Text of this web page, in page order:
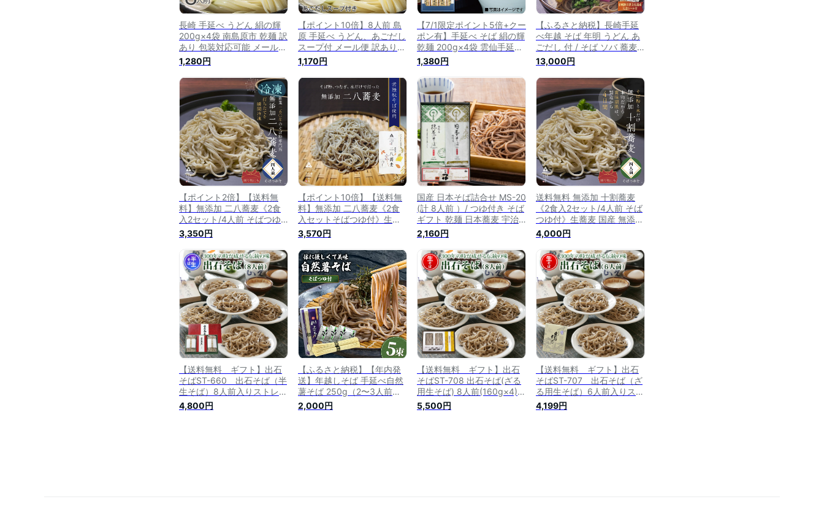
長崎 手延べ うどん 絹の輝
200g×4袋 南島原市 乾麺 訳
あり 包装対応可能 メール便
野村屋 送料無料 グルメ食品
産直 ギフト 贈答品 お礼 敬
老の日 ご挨拶 父の日 お歳
暮 お中元
1,280円
【ポイント10倍】8人前 島
原 手延べ うどん、あごだし
スープ付 メール便 訳あり
野村屋 送料無料 グルメ食品
産直
1,170円
【7/1限定ポイント5倍+クー
ポン有】手延べ そば 絹の輝
乾麺 200g×4袋 雲仙手延べ
そば 野村屋 送料無料 メー
ル便 グルメ食品 産直 年越
しそば ギフト プレゼント
贈答 お礼 お中元
1,380円
【ふるさと納税】長崎手延
べ年越 そば 年明 うどん あ
ごだし 付 / そば ソバ 蕎麦
麺 乾麺 うどん ウドン 饂飩
あごだし 年内配送 年内発送
/ 南島原市 / 野村屋
[SCS003]
13,000円
【ポイント2倍】【送料無
料】無添加 二八蕎麦《2食
入2セット/4人前 そばつゆ
付》生蕎麦 国産 無添加 打
ちたて 蕎麦 そば 生そば ギ
フト 二八蕎麦 年越しそば
常陸秋そば お歳暮 お歳暮ギ
フト 母の日 父の日 父の日
ギフト 敬老の日 敬老の日ギ
フト
3,350円
【ポイント10倍】【送料無
料】無添加 二八蕎麦《2食
入セットそばつゆ付》生蕎
麦 国産 無添加 挽きたて 打
ちたて 蕎麦 そば 生そば ギ
フト 二八蕎麦 年越しそば
常陸秋そば お歳暮 お歳暮ギ
フト 母の日 父の日 父の日
ギフト 敬老の日 敬老の日ギ
フト
3,570円
国産 日本そば詰合せ MS-20
(計 8人前 ）/ つゆ付き そば
ギフト 乾麺 日本蕎麦 宇治
抹茶 蕎麦 詰合せ つゆ そば
茶蕎麦 包装 熨斗 のし 贈答
お中元 お歳暮 年越し そば
敬老の日
2,160円
送料無料 無添加 十割蕎麦
《2食入2セット/4人前 そば
つゆ付》生蕎麦 国産 無添加
挽きたて 打ちたて 蕎麦 そ
ば 生そば ギフト 二八蕎麦
年越しそば 常陸秋そば お歳
暮 お歳暮ギフト 母の日 母
の日ギフト 父の日 父の日ギ
フト 敬老の日 敬老の日ギフ
ト
4,000円
【送料無料 ギフト】出石
そばST-660 出石そば（半
生そば）8人前入りストレー
トつゆ付き 送料無料 そば
ソバ 蕎麦 ざるそば 年越し
4,800円
【ふるさと納税】【年内発
送】年越しそば 手延べ自然
薯そば 250g（2〜3人前）
蕎麦つゆセット / 蕎麦 ソバ
そば 乾麺 蕎麦年越し 年越
2,000円
【送料無料 ギフト】出石
そばST-708 出石そば(ざる
用生そば) 8人前(160g×4)入
り ざるそば用つゆ
(100ml×4)付き ソバ 蕎麦 ざ
5,500円
【送料無料 ギフト】出石
そばST-707 出石そば（ざ
る用生そば）6人前入りスト
レートつゆ付き 送料無料 そ
ば ソバ 蕎麦 ざるそば 年越
4,199円